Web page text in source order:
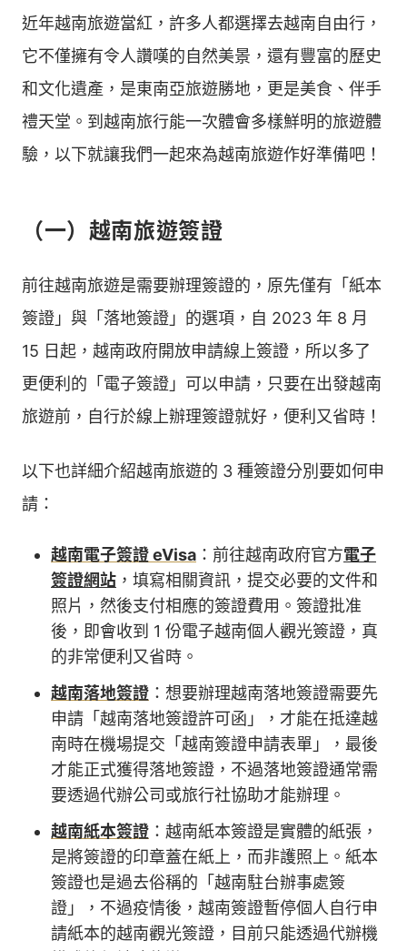
近年越南旅遊當紅，許多人都選擇去越南自由行，
它不僅擁有令人讚嘆的自然美景，還有豐富的歷史
和文化遺產，是東南亞旅遊勝地，更是美食、伴手
禮天堂。到越南旅行能一次體會多樣鮮明的旅遊體
驗，以下就讓我們一起來為越南旅遊作好準備吧！
（一）越南旅遊簽證
前往越南旅遊是需要辦理簽證的，原先僅有「紙本
簽證」與「落地簽證」的選項，自 2023 年 8 月
15 日起，越南政府開放申請線上簽證，所以多了
更便利的「電子簽證」可以申請，只要在出發越南
旅遊前，自行於線上辦理簽證就好，便利又省時！
以下也詳細介紹越南旅遊的 3 種簽證分別要如何申
請：
越南電子簽證 eVisa ：前往越南政府官方電子
簽證網站 ，填寫相關資訊，提交必要的文件和
照片，然後支付相應的簽證費用。簽證批准
後，即會收到 1 份電子越南個人觀光簽證，真
的非常便利又省時。
越南落地簽證 ：想要辦理越南落地簽證需要先
申請「越南落地簽證許可函」，才能在抵達越
南時在機場提交「越南簽證申請表單」，最後
才能正式獲得落地簽證，不過落地簽證通常需
要透過代辦公司或旅行社協助才能辦理。
越南紙本簽證 ：越南紙本簽證是實體的紙張，
是將簽證的印章蓋在紙上，而非護照上。紙本
簽證也是過去俗稱的「越南駐台辦事處簽
證」，不過疫情後，越南簽證暫停個人自行申
請紙本的越南觀光簽證，目前只能透過代辦機